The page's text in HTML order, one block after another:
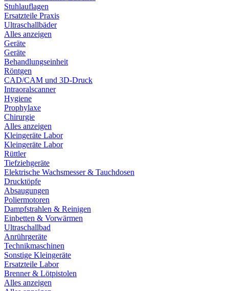
Stuhlauflagen
Ersatzteile Praxis
Ultraschallbäder
Alles anzeigen
Geräte
Geräte
Behandlungseinheit
Röntgen
CAD/CAM und 3D-Druck
Intraoralscanner
Hygiene
Prophylaxe
Chirurgie
Alles anzeigen
Kleingeräte Labor
Kleingeräte Labor
Rüttler
Tiefziehgeräte
Elektrische Wachsmesser & Tauchdosen
Drucktöpfe
Absaugungen
Poliermotoren
Dampfstrahlen & Reinigen
Einbetten & Vorwärmen
Ultraschallbad
Anrührgeräte
Technikmaschinen
Sonstige Kleingeräte
Ersatzteile Labor
Brenner & Lötpistolen
Alles anzeigen